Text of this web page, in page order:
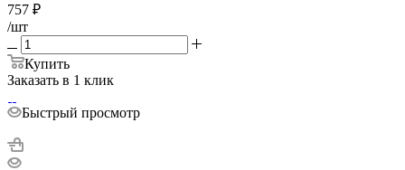
757 ₽
/шт
Купить
Заказать в 1 клик
Быстрый просмотр